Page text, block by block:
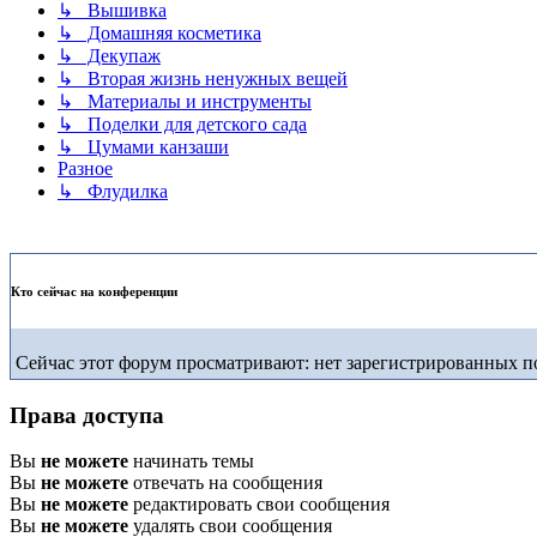
↳ Вышивка
↳ Домашняя косметика
↳ Декупаж
↳ Вторая жизнь ненужных вещей
↳ Материалы и инструменты
↳ Поделки для детского сада
↳ Цумами канзаши
Разное
↳ Флудилка
Кто сейчас на конференции
Сейчас этот форум просматривают: нет зарегистрированных
Права доступа
Вы не можете начинать темы
Вы не можете отвечать на сообщения
Вы не можете редактировать свои сообщения
Вы не можете удалять свои сообщения